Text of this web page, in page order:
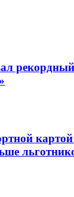
картой